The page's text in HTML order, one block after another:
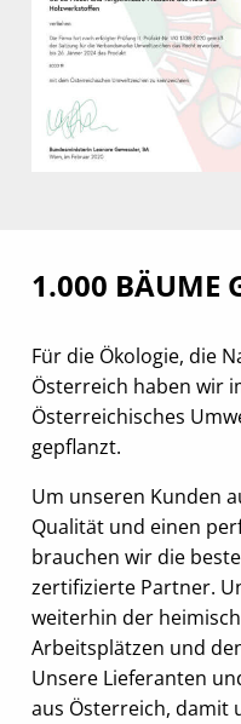
1.000 BÄUME
Für die Ökologie, die
Österreich haben wir
Österreichisches
gepflanzt.
Um unseren Kunden
Qualität und einen
brauchen wir die
zertifizierte Partner.
weiterhin der
Arbeitsplätzen und
Unsere Lieferanten
aus Österreich, damit